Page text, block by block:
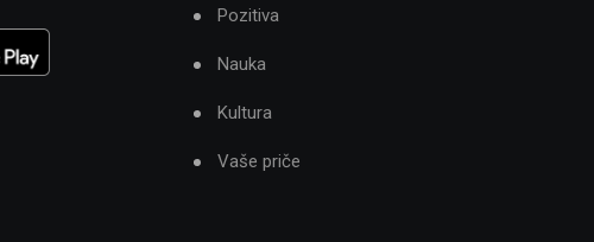
Pozitiva
Nauka
Kultura
Vaše priče